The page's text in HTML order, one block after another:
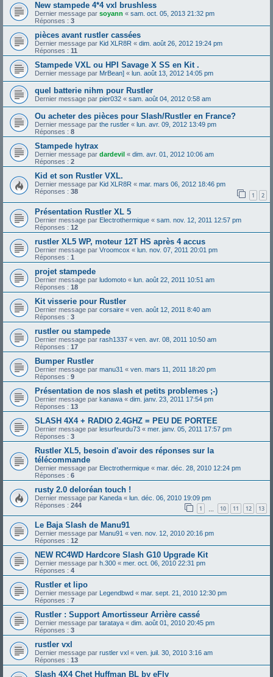
New stampede 4*4 vxl brushless
Dernier message par soyann « sam. oct. 05, 2013 21:32 pm
Réponses : 3
pièces avant rustler cassées
Dernier message par Kid XLR8R « dim. août 26, 2012 19:24 pm
Réponses : 11
Stampede VXL ou HPI Savage X SS en Kit .
Dernier message par MrBean] « lun. août 13, 2012 14:05 pm
quel batterie nihm pour Rustler
Dernier message par pier032 « sam. août 04, 2012 0:58 am
Ou acheter des pièces pour Slash/Rustler en France?
Dernier message par the rustler « lun. avr. 09, 2012 13:49 pm
Réponses : 8
Stampede hytrax
Dernier message par dardevil « dim. avr. 01, 2012 10:06 am
Réponses : 2
Kid et son Rustler VXL.
Dernier message par Kid XLR8R « mar. mars 06, 2012 18:46 pm
Réponses : 38 1 2
Présentation Rustler XL 5
Dernier message par Electrothermique « sam. nov. 12, 2011 12:57 pm
Réponses : 12
rustler XL5 WP, moteur 12T HS après 4 accus
Dernier message par Vroomcox « lun. nov. 07, 2011 20:01 pm
Réponses : 1
projet stampede
Dernier message par ludomoto « lun. août 22, 2011 10:51 am
Réponses : 18
Kit visserie pour Rustler
Dernier message par corsaire « ven. août 12, 2011 8:40 am
Réponses : 3
rustler ou stampede
Dernier message par rash1337 « ven. avr. 08, 2011 10:50 am
Réponses : 17
Bumper Rustler
Dernier message par manu31 « ven. mars 11, 2011 18:20 pm
Réponses : 9
Présentation de nos slash et petits problemes ;-)
Dernier message par kanawa « dim. janv. 23, 2011 17:54 pm
Réponses : 13
SLASH 4X4 + RADIO 2.4GHZ = PEU DE PORTEE
Dernier message par lesurfeurdu73 « mer. janv. 05, 2011 17:57 pm
Réponses : 3
Rustler XL5, besoin d'avoir des réponses sur la
télécommande
Dernier message par Electrothermique « mar. déc. 28, 2010 12:24 pm
Réponses : 6
rusty 2.0 deloréan touch !
Dernier message par Kaneda « lun. déc. 06, 2010 19:09 pm
Réponses : 244 1 10 11 12 13
Le Baja Slash de Manu91
Dernier message par Manu91 « ven. nov. 12, 2010 20:16 pm
Réponses : 12
NEW RC4WD Hardcore Slash G10 Upgrade Kit
Dernier message par h.300 « mer. oct. 06, 2010 22:31 pm
Réponses : 4
Rustler et lipo
Dernier message par Legendbwd « mar. sept. 21, 2010 12:30 pm
Réponses : 7
Rustler : Support Amortisseur Arrière cassé
Dernier message par tarataya « dim. août 01, 2010 20:45 pm
Réponses : 3
rustler vxl
Dernier message par rustler vxl « ven. juil. 30, 2010 3:16 am
Réponses : 13
Slash 4X4 Chet Huffman BL by eFly